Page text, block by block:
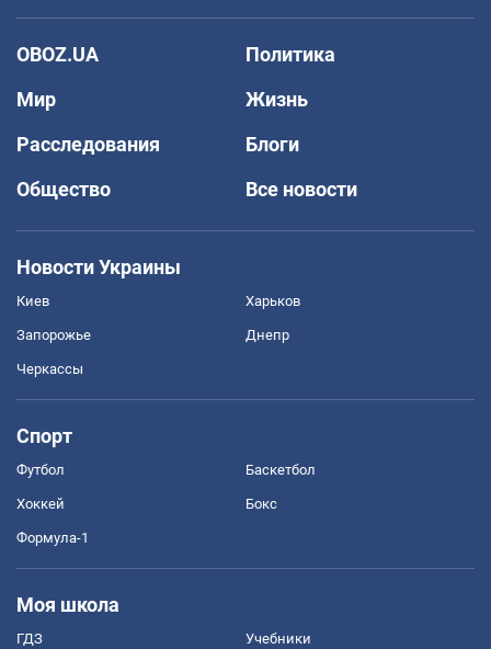
OBOZ.UA
Политика
Мир
Жизнь
Расследования
Блоги
Общество
Все новости
Новости Украины
Киев Харьков
Запорожье Днепр
Черкассы
Спорт
Футбол Баскетбол
Хоккей Бокс
Формула-1
Моя школа
ГДЗ Учебники